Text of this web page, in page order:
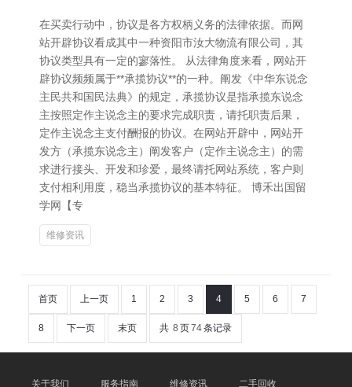
在买卖行动中，协议是各方权柄义务的法律依据。而网
站开辟协议看成其中一种资阳市汝大物流有限公司，其
协议类型具有一定的寥落性。 从法律角度来看，网站开
辟协议频频属于**承揽协议**的一种。阐发《中华东说念
主民共和国民法典》的规定，承揽协议是指承揽东说念
主按照定作主说念主的要求完成职责，请托职责后果，
定作主说念主支付酬报的协议。在网站开辟中，网站开
发方（承揽东说念主）阐发客户（定作主说念主）的需
求进行接头、开发和珍爱，最终请托网站系统，客户则
支付相利用度，稳当承揽协议的基本特征。 博禾出国留
学网【专
维修资讯
首页 上一页 1 2 3 4 5 6 7
8 下一页 末页 共 8 页74条记录
关于我们 服务指南 维修资讯 二手回收